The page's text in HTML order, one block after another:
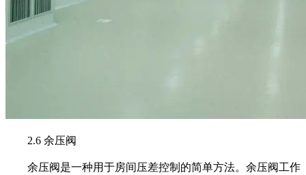
2.6 余压阀
余压阀是一种用于房间压差控制的简单方法。余压阀工作